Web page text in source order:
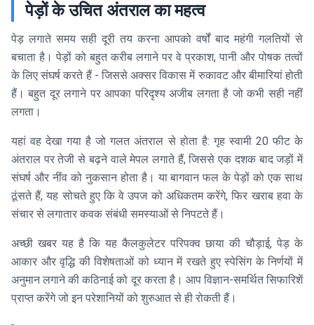
पेड़ों के उचित अंतराल का महत्व
पेड़ लगाते समय सही दूरी तय करना आपको वर्षों बाद महंगी गलतियों से
बचाता है। पेड़ों को बहुत करीब लगाने पर वे प्रकाश, पानी और पोषक तत्वों
के लिए संघर्ष करते हैं - जिससे अक्सर विकास में रुकावट और बीमारियां होती
हैं। बहुत दूर लगाने पर आपका परिदृश्य अजीब लगता है जो कभी सही नहीं
लगता।
यहां वह देखा गया है जो गलत अंतराल से होता है: गृह स्वामी 20 फीट के
अंतराल पर तेजी से बढ़ने वाले मेपल लगाते हैं, जिससे एक दशक बाद जड़ों में
संघर्ष और नींव को नुकसान होता है। या बागवान फल के पेड़ों को एक साथ
ठूंसते हैं, यह सोचते हुए कि वे उपज को अधिकतम करेंगे, फिर खराब हवा के
संचार से लगातार कवक संबंधी समस्याओं से निपटते हैं।
अच्छी खबर यह है कि यह कैलकुलेटर परिपक्व छाया की चौड़ाई, पेड़ के
आकार और वृद्धि की विशेषताओं को ध्यान में रखते हुए स्पेसिंग के निर्णयों में
अनुमान लगाने की कठिनाई को दूर करता है। आप विज्ञान-समर्थित सिफारिशें
प्राप्त करेंगे जो इन परेशानियों को शुरुआत से ही रोकती हैं।